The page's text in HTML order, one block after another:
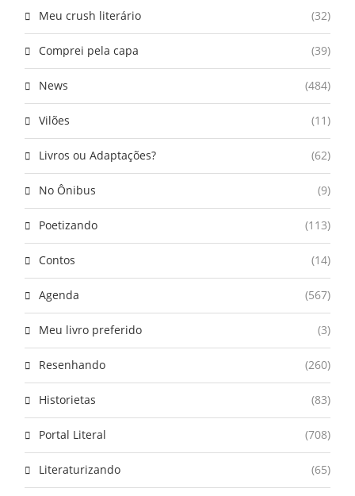
Meu crush literário (32)
Comprei pela capa (39)
News (484)
Vilões (11)
Livros ou Adaptações? (62)
No Ônibus (9)
Poetizando (113)
Contos (14)
Agenda (567)
Meu livro preferido (3)
Resenhando (260)
Historietas (83)
Portal Literal (708)
Literaturizando (65)